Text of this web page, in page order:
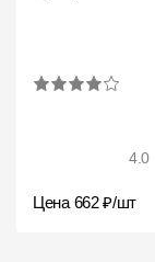
4.0
Цена 662 ₽/шт